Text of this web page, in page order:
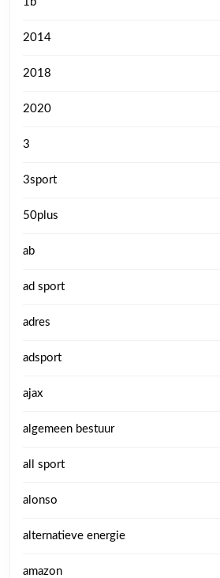
2014
2018
2020
3
3sport
50plus
ab
ad sport
adres
adsport
ajax
algemeen bestuur
all sport
alonso
alternatieve energie
amazon